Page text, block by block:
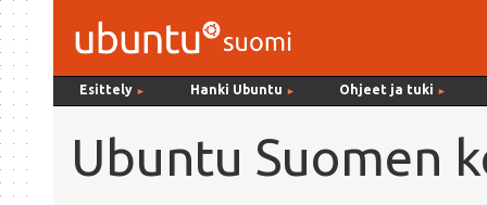
Esittely ► Hanki Ubuntu ► Ohjeet ja tuki ►
Ubuntu Suomen